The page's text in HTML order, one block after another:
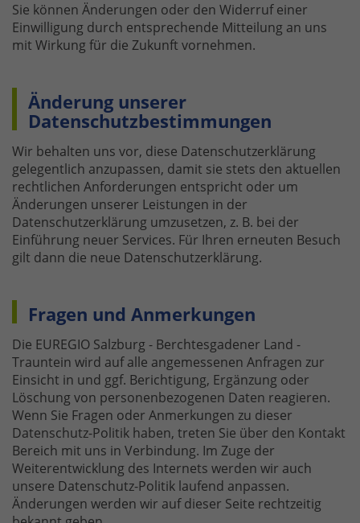
Sie können Änderungen oder den Widerruf einer
Einwilligung durch entsprechende Mitteilung an uns
mit Wirkung für die Zukunft vornehmen.
Änderung unserer
Datenschutzbestimmungen
Wir behalten uns vor, diese Datenschutzerklärung
gelegentlich anzupassen, damit sie stets den aktuellen
rechtlichen Anforderungen entspricht oder um
Änderungen unserer Leistungen in der
Datenschutzerklärung umzusetzen, z. B. bei der
Einführung neuer Services. Für Ihren erneuten Besuch
gilt dann die neue Datenschutzerklärung.
Fragen und Anmerkungen
Die EUREGIO Salzburg - Berchtesgadener Land -
Trauntein wird auf alle angemessenen Anfragen zur
Einsicht in und ggf. Berichtigung, Ergänzung oder
Löschung von personenbezogenen Daten reagieren.
Wenn Sie Fragen oder Anmerkungen zu dieser
Datenschutz-Politik haben, treten Sie über den Kontakt
Bereich mit uns in Verbindung. Im Zuge der
Weiterentwicklung des Internets werden wir auch
unsere Datenschutz-Politik laufend anpassen.
Änderungen werden wir auf dieser Seite rechtzeitig